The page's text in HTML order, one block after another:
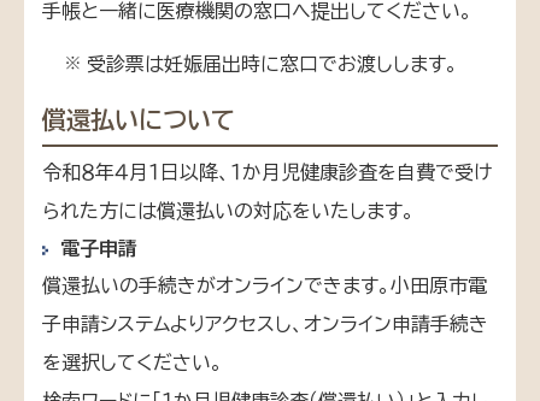
手帳と一緒に医療機関の窓口へ提出してください。
※ 受診票は妊娠届出時に窓口でお渡しします。
償還払いについて
令和８年４月１日以降、１か月児健康診査を自費で受け
られた方には償還払いの対応をいたします。
電子申請
償還払いの手続きがオンラインできます。小田原市電
子申請システムよりアクセスし、オンライン申請手続き
を選択してください。